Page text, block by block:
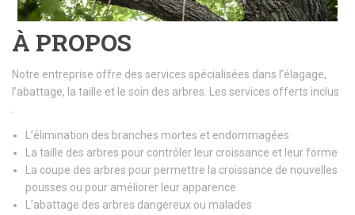
À PROPOS
Notre entreprise offre des services spécialisées dans l’élagage,
l’abattage, la taille et le soin des arbres. Les services offerts inclus
:
L’élimination des branches mortes et endommagées
La taille des arbres pour contrôler leur croissance et leur forme
La coupe des arbres pour permettre la croissance de nouvelles
pousses ou pour améliorer leur apparence
L’abattage des arbres dangereux ou malades